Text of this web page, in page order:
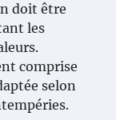
doit être
les
comprise
selon